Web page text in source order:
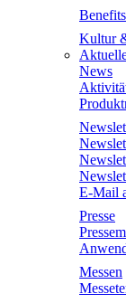
Benefits
Kultur
News
E-Mail
Presse
Messen